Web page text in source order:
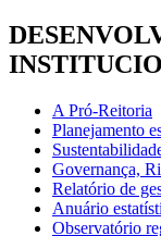
A Pró-Reitoria
Planejamento
Governança,
Relatório de
Anuário
Observatório